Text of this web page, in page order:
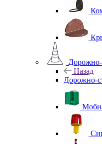
Дорожно-
Назад
Дорожно-